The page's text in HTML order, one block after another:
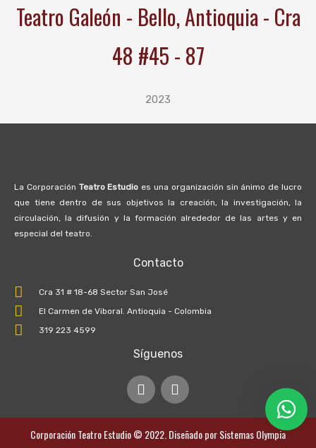
Teatro Galeón - Bello, Antioquia - Cra
48 #45 - 87
2023
La Corporación Teatro Estudio es una organización sin ánimo de lucro
que tiene dentro de sus objetivos la creación, la investigación, la
circulación, la difusión y la formación alrededor de las artes y en
especial del teatro.
Contacto
Cra 31 # 18-68 Sector San José
El Carmen de Viboral. Antioquia - Colombia
319 223 4599
Síguenos
I
n
a
F
a
b
Corporación Teatro Estudio © 2022. Diseñado porSistemas Olympia